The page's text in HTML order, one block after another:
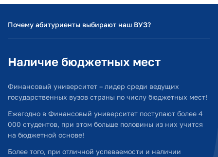
Почему абитуриенты выбирают наш ВУЗ?
Наличие бюджетных мест
Финансовый университет – лидер среди ведущих
государственных вузов страны по числу бюджетных мест!
Ежегодно в Финансовый университет поступают более 4
000 студентов, при этом больше половины из них учится
на бюджетной основе!
Более того, при отличной успеваемости и наличии